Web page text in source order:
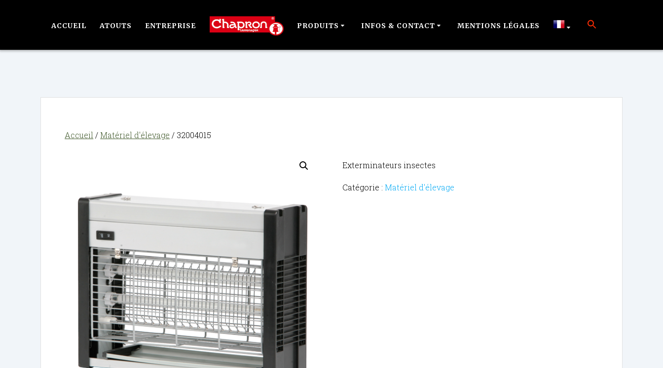
ACCUEIL ATOUTS ENTREPRISE PRODUITS INFOS & CONTACT MENTIONS LÉGALES
Accueil /Matériel d'élevage / 32004015
Exterminateurs insectes
Catégorie : Matériel d'élevage